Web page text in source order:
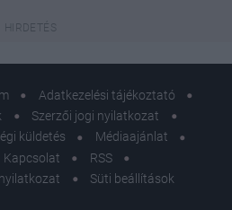
Adatkezelési tájékoztató
Szerzői jogi nyilatkozat
küldetés
Médiaajánlat
Kapcsolat
RSS
Süti beállítások